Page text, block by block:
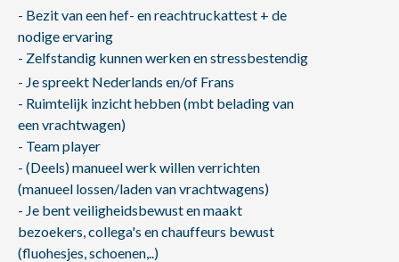
- Bezit van een hef- en reachtruckattest + de
nodige ervaring
- Zelfstandig kunnen werken en stressbestendig
- Je spreekt Nederlands en/of Frans
- Ruimtelijk inzicht hebben (mbt belading van
een vrachtwagen)
- Team player
- (Deels) manueel werk willen verrichten
(manueel lossen/laden van vrachtwagens)
- Je bent veiligheidsbewust en maakt
bezoekers, collega's en chauffeurs bewust
(fluohesjes, schoenen,..)